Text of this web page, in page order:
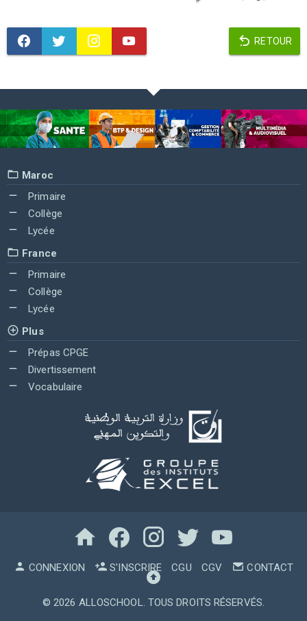
RETOUR
Maroc
Primaire
Collège
Lycée
France
Primaire
Collège
Lycée
Plus
Prépas CPGE
Divertissement
Vocabulaire
CONNEXION S'INSCRIRE CGU CGV CONTACT
© 2026 ALLOSCHOOL. TOUS DROITS RÉSERVÉS.